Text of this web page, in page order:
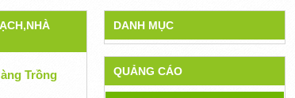
Trồng
DANH MỤC
QUẢNG CÁO